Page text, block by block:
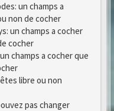
un champs a
non de cocher
un champs a cocher
cocher
champs a cocher que
libre ou non
pas changer